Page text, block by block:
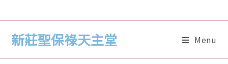
新莊聖保祿天主堂 Menu